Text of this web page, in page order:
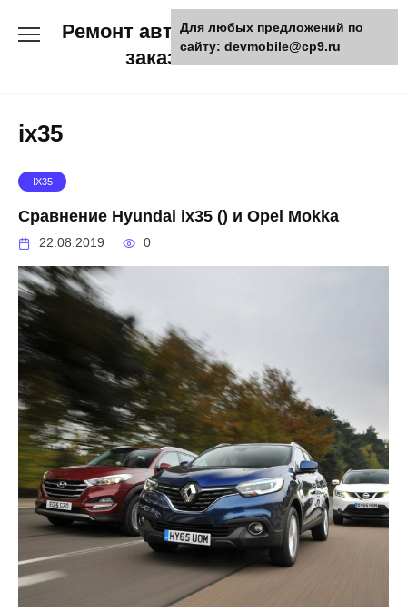
Ремонт авто и мото техники,
заказ запчастей
ix35
IX35
Сравнение Hyundai ix35 () и Opel Mokka
22.08.2019 0
Для любых предложений по
сайту: devmobile@cp9.ru